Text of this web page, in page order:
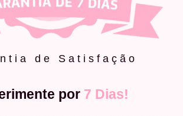
de Satisfação
por 7 Dias!